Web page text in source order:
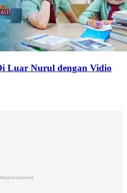
Luar Nurul dengan Vidio